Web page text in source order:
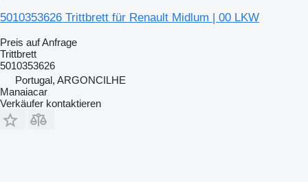
5010353626 Trittbrett für Renault Midlum | 00 LKW
Preis auf Anfrage
Trittbrett
5010353626
Portugal, ARGONCILHE
Manaiacar
Verkäufer kontaktieren